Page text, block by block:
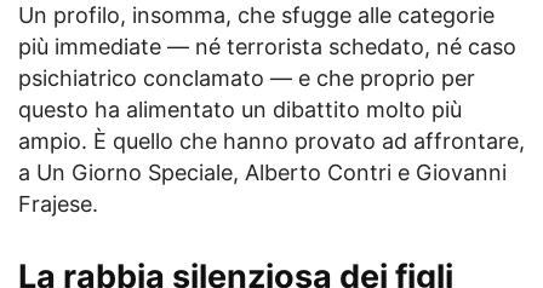
Un profilo, insomma, che sfugge alle categorie
più immediate — né terrorista schedato, né caso
psichiatrico conclamato — e che proprio per
questo ha alimentato un dibattito molto più
ampio. È quello che hanno provato ad affrontare,
a Un Giorno Speciale, Alberto Contri e Giovanni
Frajese.
La rabbia silenziosa dei figli